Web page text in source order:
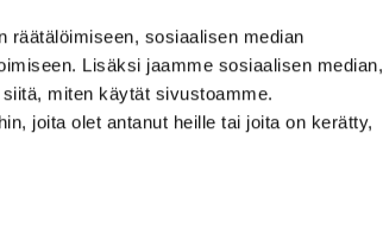
räätälöimiseen, sosiaalisen median
Lisäksi jaamme sosiaalisen median,
miten käytät sivustoamme.
joita olet antanut heille tai joita on kerätty,